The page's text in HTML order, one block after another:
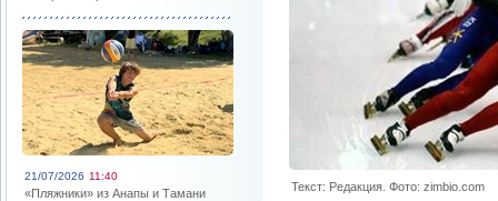
21/07/2026 11:40
«Пляжники» из Анапы и Тамани
Текст: Редакция. Фото: zimbio.com